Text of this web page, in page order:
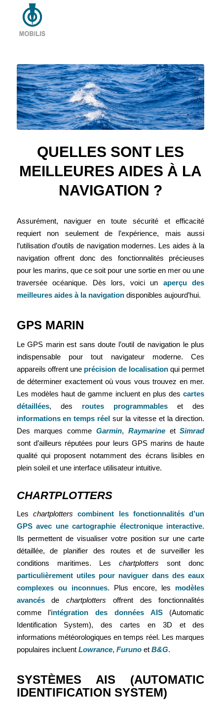
QUELLES SONT LES
MEILLEURES AIDES À LA
NAVIGATION ?
Assurément, naviguer en toute sécurité et efficacité
requiert non seulement de l’expérience, mais aussi
l’utilisation d’outils de navigation modernes. Les aides à la
navigation offrent donc des fonctionnalités précieuses
pour les marins, que ce soit pour une sortie en mer ou une
traversée océanique. Dès lors, voici un aperçu des
meilleures aides à la navigationdisponibles aujourd’hui.
GPS MARIN
Le GPS marin est sans doute l’outil de navigation le plus
indispensable pour tout navigateur moderne. Ces
appareils offrent une précision de localisationqui permet
de déterminer exactement où vous vous trouvez en mer.
Les modèles haut de gamme incluent en plus descartes
détaillées, des routes programmables et des
informations en temps réel sur la vitesse et la direction.
Des marques comme Garmin, RaymarineetSimrad
sont d’ailleurs réputées pour leurs GPS marins de haute
qualité qui proposent notamment des écrans lisibles en
plein soleil et une interface utilisateur intuitive.
CHARTPLOTTERS
Les chartplotters
combinent les fonctionnalités d’un
GPS avec une cartographie électronique interactive.
Ils permettent de visualiser votre position sur une carte
détaillée, de planifier des routes et de surveiller les
conditions maritimes. Les chartplotters sont donc
particulièrement utiles pour naviguer dans des eaux
complexes ou inconnues. Plus encore, les modèles
avancésdechartplotters offrent des fonctionnalités
comme l’intégration des données AIS(Automatic
Identification System), des cartes en 3D et des
informations météorologiques en temps réel. Les marques
populaires incluentLowrance, Furuno et B&G.
SYSTÈMES AIS (AUTOMATIC
IDENTIFICATION SYSTEM)